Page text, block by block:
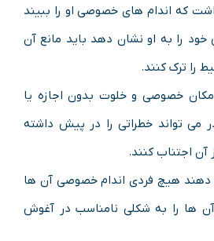
که اندام های خصوصی او را ببیند
خود را به او نشان دهد باید مانع آن
را ترک کنند.
خصوصی و خلوت بدون اجازه یا
می تواند خطراتی را در پیش داشته
آن اجتناب کنند.
دهند هیچ فردی اندام خصوصی آن ها
ها را به شکلی نامناسب در آغوش